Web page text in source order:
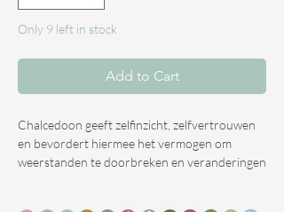
Only 9 left in stock
Add to Cart
Chalcedoon geeft zelfinzicht, zelfvertrouwen
en bevordert hiermee het vermogen om
weerstanden te doorbreken en veranderingen